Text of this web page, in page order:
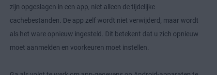
zijn opgeslagen in een app, niet alleen de tijdelijke
cachebestanden. De app zelf wordt niet verwijderd, maar wordt
als het ware opnieuw ingesteld. Dit betekent dat u zich opnieuw
moet aanmelden en voorkeuren moet instellen.